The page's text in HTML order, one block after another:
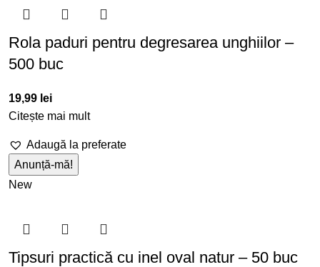
Rola paduri pentru degresarea unghiilor –
500 buc
19,99 lei
Citește mai mult
Adaugă la preferate
New
Tipsuri practică cu inel oval natur – 50 buc